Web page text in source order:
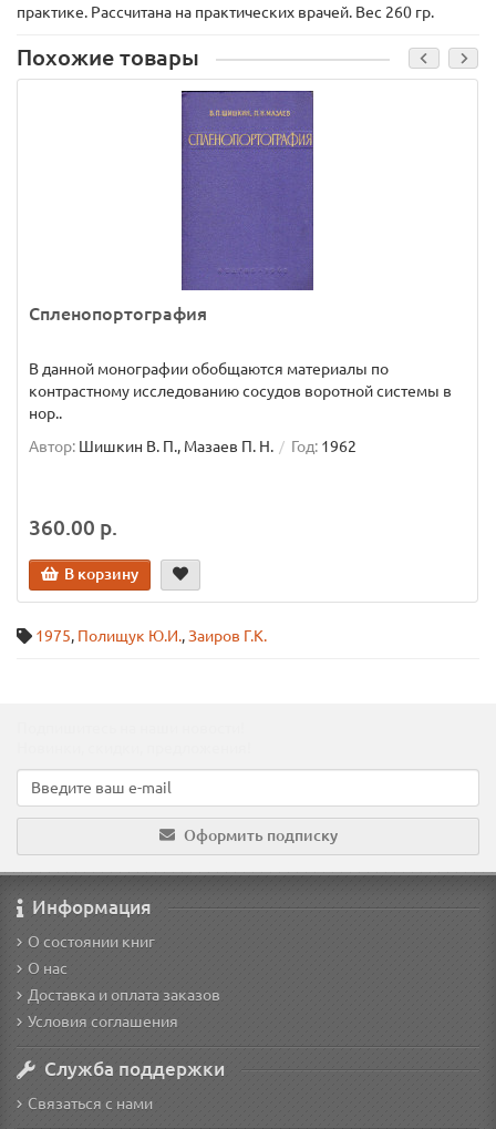
практике. Рассчитана на практических врачей. Вес 260 гр.
Похожие товары
Спленопортография
В данной монографии обобщаются материалы по
контрастному исследованию сосудов воротной системы в
нор..
Автор: Шишкин В. П., Мазаев П. Н. Год: 1962
360.00 р.
В корзину
1975, Полищук Ю.И.,Заиров Г.К.
Оформить подписку
Информация
О состоянии книг
О нас
Доставка и оплата заказов
Условия соглашения
Служба поддержки
Связаться с нами